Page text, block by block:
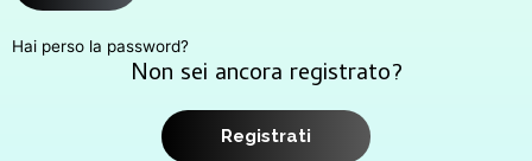
Hai perso la password?
Non sei ancora registrato?
Registrati